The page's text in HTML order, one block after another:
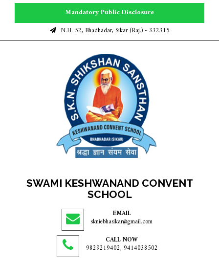
Mandatory Public Disclosure
N.H. 52, Bhadhadar, Sikar (Raj.) - 332315
SWAMI KESHWANAND CONVENT
SCHOOL
EMAIL
skniebhasikar@gmail.com
CALL NOW
9829219402, 9414038502